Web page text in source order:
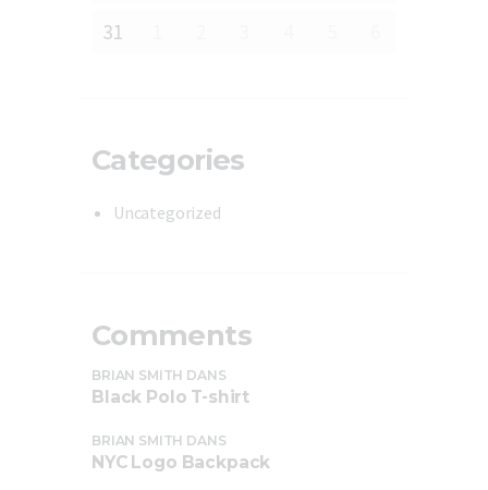
31
Categories
Uncategorized
Comments
BRIAN SMITH DANS
Black Polo T-shirt
BRIAN SMITH DANS
NYC Logo Backpack